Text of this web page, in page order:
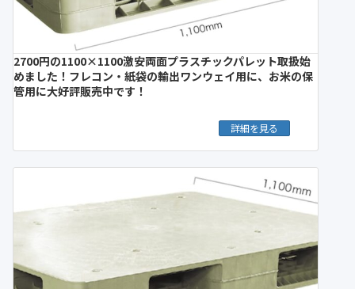
2700円の1100×1100激安両面プラスチックパレット取扱始
めました！フレコン・紙袋の輸出ワンウェイ用に、お米の保
管用に大好評販売中です！
詳細を見る